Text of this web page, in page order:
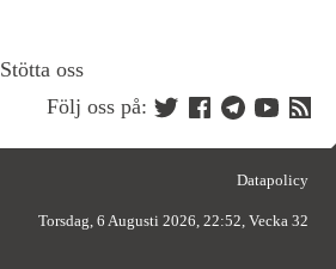
Stötta oss
Följ oss på:
Datapolicy
Torsdag, 6 Augusti 2026, 22:52, Vecka 32